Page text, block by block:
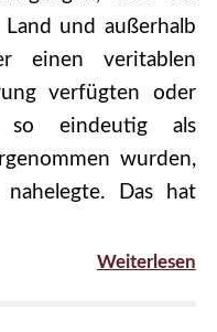
und außerhalb
einen veritablen
verfügten oder
eindeutig als
wurden,
Das hat
Weiterlesen